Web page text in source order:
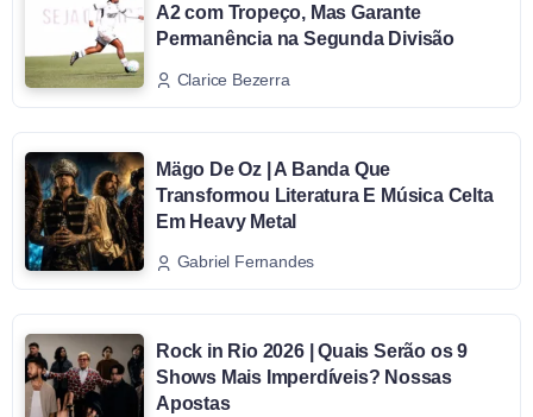
A2 com Tropeço, Mas Garante
Permanência na Segunda Divisão
Clarice Bezerra
Mägo De Oz | A Banda Que
Transformou Literatura E Música Celta
Em Heavy Metal
Gabriel Fernandes
Rock in Rio 2026 | Quais Serão os 9
Shows Mais Imperdíveis? Nossas
Apostas